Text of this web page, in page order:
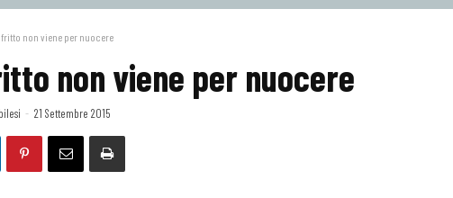
non viene per nuocere
non viene per nuocere
- 21 Settembre 2015